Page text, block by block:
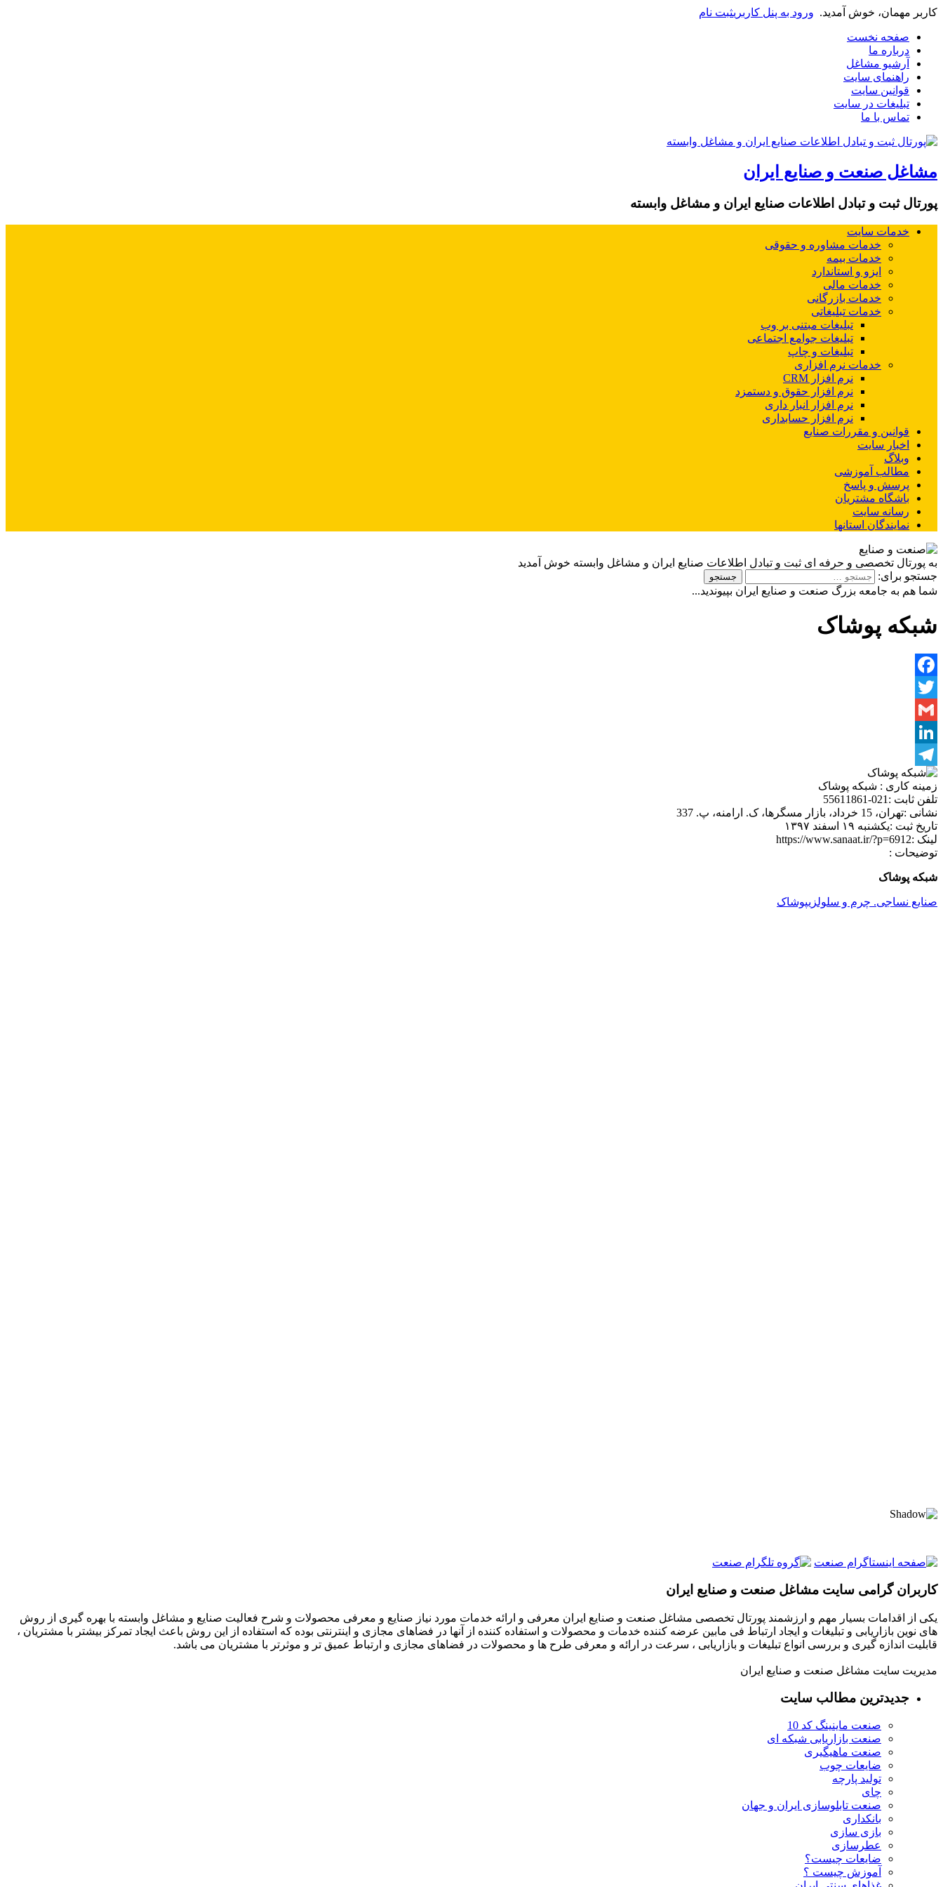
کاربر مهمان، خوش آمدید. ورود به پنل کاربریثبت نام
صفحه نخست
درباره ما
آرشیو مشاغل
راهنمای سایت
قوانین سایت
تبلیغات در سایت
تماس با ما
مشاغل صنعت و صنایع ایران
پورتال ثبت و تبادل اطلاعات صنایع ایران و مشاغل وابسته
خدمات سایت
خدمات مشاوره و حقوقی
خدمات بیمه
ایزو و استاندارد
خدمات مالی
خدمات بازرگانی
خدمات تبلیغاتی
تبلیغات مبتنی بر وب
تبلیغات جوامع اجتماعی
تبلیغات و چاپ
خدمات نرم افزاری
نرم افزار CRM
نرم افزار حقوق و دستمزد
نرم افزار انبار داری
نرم افزار حسابداری
قوانین و مقررات صنایع
اخبار سایت
وبلاگ
مطالب آموزشی
پرسش و پاسخ
باشگاه مشتریان
رسانه سایت
نمایندگان استانها
به پورتال تخصصی و حرفه ای ثبت و تبادل اطلاعات صنایع ایران و مشاغل وابسته خوش آمدید
جستجو برای:
شما هم به جامعه بزرگ صنعت و صنایع ایران بپیوندید...
شبکه پوشاک
Facebook
Twitter
Gmail
LinkedIn
Telegram
زمینه کاری : شبکه پوشاک
تلفن ثابت :021-55611861
نشانی :تهران، 15 خرداد، بازار مسگرها، ک. ارامنه، پ. 337
تاریخ ثبت :یکشنبه ۱۹ اسفند ۱۳۹۷
لینک :https://www.sanaat.ir/?p=6912
توضیحات :
شبکه پوشاک
صنایع نساجی. چرم و سلولزیپوشاک
کاربران گرامی سایت مشاغل صنعت و صنایع ایران
یکی از اقدامات بسیار مهم و ارزشمند پورتال تخصصی مشاغل صنعت و صنایع ایران معرفی و ارائه خدمات مورد نیاز صنایع و معرفی محصولات و شرح فعالیت صنایع و مشاغل وابسته با بهره گیری از روش
های نوین بازاریابی و تبلیغات و ایجاد ارتباط فی مابین عرضه کننده خدمات و محصولات و استفاده کننده از آنها در فضاهای مجازی و اینترنتی بوده که استفاده از این روش باعث ایجاد تمرکز بیشتر با مشتریان ،
قابلیت اندازه گیری و بررسی انواع تبلیغات و بازاریابی ، سرعت در ارائه و معرفی طرح ها و محصولات در فضاهای مجازی و ارتباط عمیق تر و موثرتر با مشتریان می باشد.
مدیریت سایت مشاغل صنعت و صنایع ایران
جدیدترین مطالب سایت
صنعت ماینینگ کد 10
صنعت بازاریابی شبکه ای
صنعت ماهیگیری
ضایعات چوب
تولید پارچه
چای
صنعت تابلوسازی ایران و جهان
بانکداری
بازی سازی
عطرسازی
ضایعات چیست؟
آموزش چیست ؟